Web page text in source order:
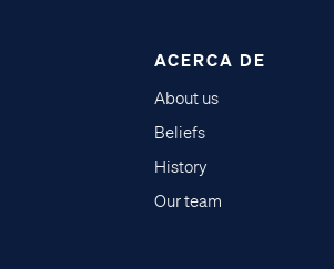
ACERCA DE
About us
Beliefs
History
Our team